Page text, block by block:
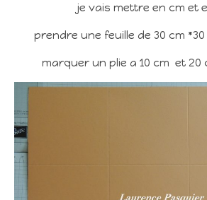
je vais mettre en cm et
prendre une feuille de 30 cm *30
marquer un plie a 10 cm et 20